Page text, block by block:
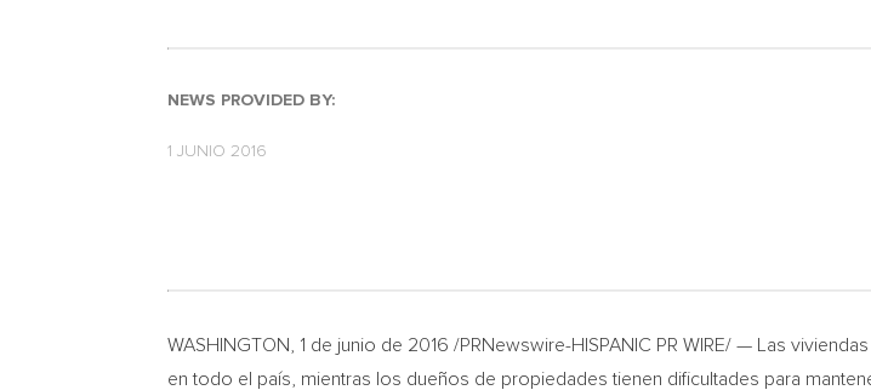
NEWS PROVIDED BY:
1 JUNIO 2016
WASHINGTON
, 1 de junio de 2016 /PRNewswire-HISPANIC PR WIRE/ — Las
en todo el país, mientras los dueños de propiedades tienen dificultades para